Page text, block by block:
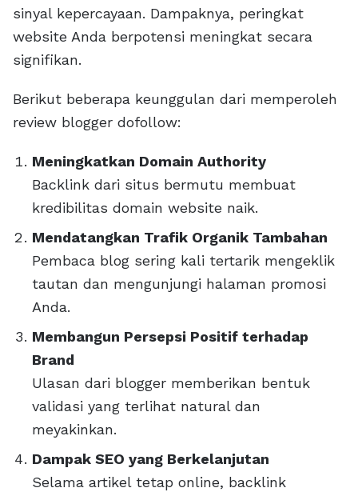
sinyal kepercayaan. Dampaknya, peringkat
website Anda berpotensi meningkat secara
signifikan.
Berikut beberapa keunggulan dari memperoleh
review blogger dofollow:
Meningkatkan Domain Authority
Backlink dari situs bermutu membuat
kredibilitas domain website naik.
Mendatangkan Trafik Organik Tambahan
Pembaca blog sering kali tertarik mengeklik
tautan dan mengunjungi halaman promosi
Anda.
Membangun Persepsi Positif terhadap
Brand
Ulasan dari blogger memberikan bentuk
validasi yang terlihat natural dan
meyakinkan.
Dampak SEO yang Berkelanjutan
Selama artikel tetap online, backlink